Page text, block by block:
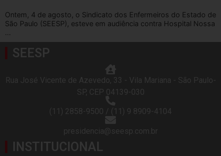
Ontem, 4 de agosto, o Sindicato dos Enfermeiros do Estado de
São Paulo (SEESP), esteve em audiência contra Hospital Nossa
SEESP
Rua José Vicente de Azevedo, 33 - Vila Mariana - São Paulo-
SP, CEP 04139-030
(11) 2858-9500 / (11) 9 8909-4104
presidencia@seesp.com.br
INSTITUCIONAL